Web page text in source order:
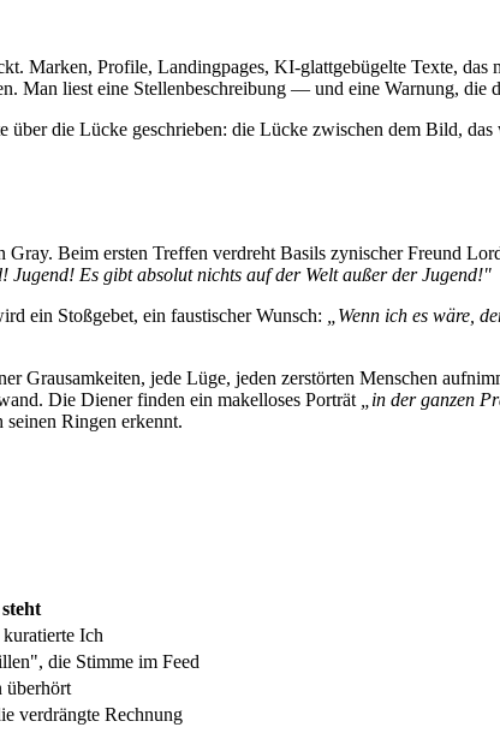
Marken, Profile, Landingpages, KI-glattgebügelte Texte,
Man liest eine Stellenbeschreibung — und eine Warnung, die
die Lücke geschrieben: die Lücke zwischen dem Bild,
Beim ersten Treffen verdreht Basils zynischer Freund
Jugend! Es gibt absolut nichts auf der Welt außer der Jugend!"
ein Stoßgebet, ein faustischer Wunsch:
„Wenn ich es wäre,
Grausamkeiten, jede Lüge, jeden zerstörten Menschen
Die Diener finden ein makelloses Porträt
„in der ganzen
seinen Ringen erkennt.
Ich
die Stimme im Feed
überhört
verdrängte Rechnung